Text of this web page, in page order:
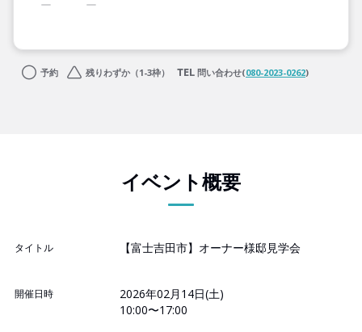
予約 残りわずか（1-3枠） 問い合わせ(080-2023-0262)
イベント概要
タイトル 【富士吉田市】オーナー様邸見学会
開催日時
2026年02月14日(土)
10:00〜17:00